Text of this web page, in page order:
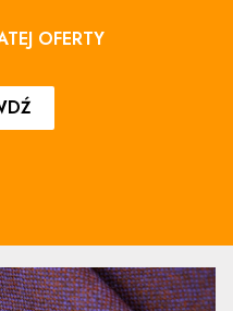
OFERTY